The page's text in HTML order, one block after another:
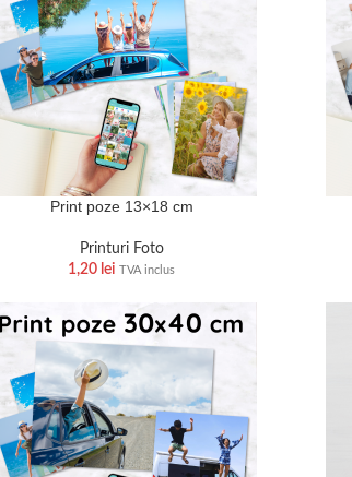
Print poze 13×18 cm
Printuri Foto
1,20 lei TVA inclus